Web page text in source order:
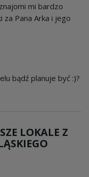
mi bardzo
za Pana Arka i jego
bądź planuje być :)?
LOKALE Z